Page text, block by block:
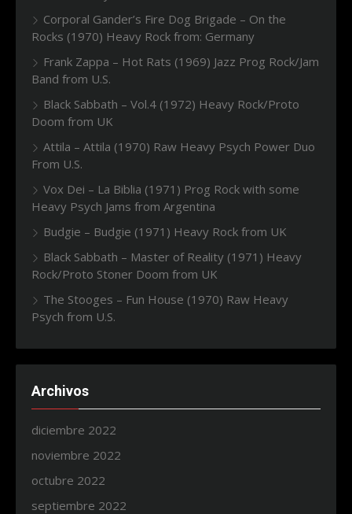
Corporal Gander’s Fire Dog Brigade – On the
Rocks (1970) Heavy Rock from: Germany
Frank Zappa – Hot Rats (1969) Jazz Prog Rock/Jam
Band from U.S.
Black Sabbath – Vol.4 (1972) Heavy Rock/Proto
Doom from UK
Attila – Attila (1970) Raw Heavy Psych Power Duo
From U.S.
Vox Dei – La Biblia (1971) Prog Rock with some
Heavy Psych Jams from Argentina
Budgie – Budgie (1971) Heavy Rock from UK
Black Sabbath – Master of Reality (1971) Heavy
Rock/Proto Stoner Doom from UK
The Stooges – Fun House (1970) Raw Heavy
Psych from U.S.
Archivos
diciembre 2022
noviembre 2022
octubre 2022
septiembre 2022